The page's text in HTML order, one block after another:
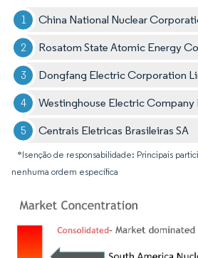
China National Nuclear
Rosatom State Atomic Energy
Dongfang Electric Corporation
Westinghouse Electric Company
Centrais Eletricas Brasileiras SA
*Isenção de responsabilidade: Principais
nenhuma ordem específica